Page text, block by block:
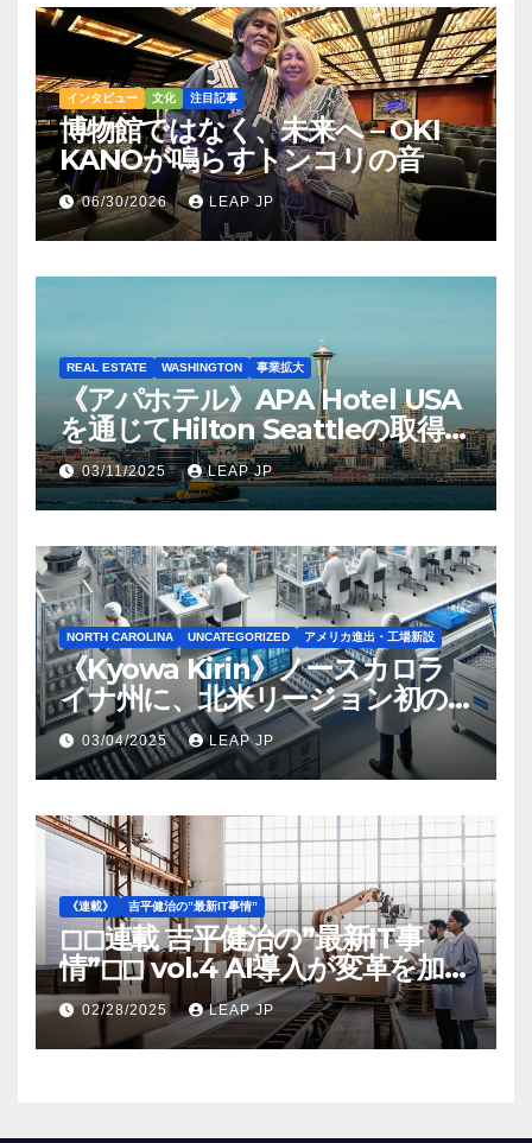
インタビュー 文化 注目記事
博物館ではなく、未来へ – OKI
KANOが鳴らすトンコリの音
06/30/2026 LEAP JP
REAL ESTATE WASHINGTON 事業拡大
《アパホテル》APA Hotel USA
を通じてHilton Seattleの取得を
完了
03/11/2025 LEAP JP
NORTH CAROLINA UNCATEGORIZED アメリカ進出・工場新設
《Kyowa Kirin》ノースカロラ
イナ州に、北米リージョン初の
工場建設を決定
03/04/2025 LEAP JP
《連載》 吉平健治の”最新IT事情”
◻︎◻︎連載 吉平健治の”最新IT事
情”◻︎◻︎ vol.4 AI導入が変革を加速
する米国製造業の最前線
02/28/2025 LEAP JP